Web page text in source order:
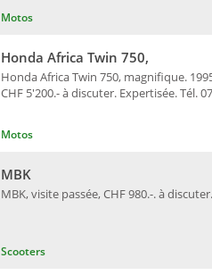
Motos
Motos
Honda Africa Twin 750, magnifique.
CHF 5'200.- à discuter. Expertisée. Tél.
Honda Africa Twin 750,
Scooters
MBK, visite passée, CHF 980.-. à
MBK